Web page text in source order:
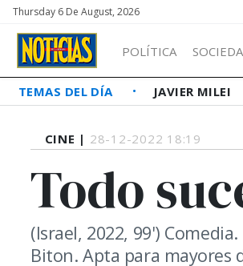
Thursday 6 De August, 2026
POLÍTICA
TEMAS DEL DÍA JAVIER MILEI
CINE | 28-12-2022 18:19
Todo
(Israel, 2022, 99')
Biton. Apta para mayores